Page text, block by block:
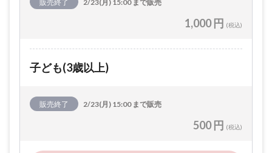
販売終了 2/23(月) 15:00 まで販売
1,000 円 (税込)
子ども(3歳以上)
販売終了 2/23(月) 15:00 まで販売
500 円 (税込)